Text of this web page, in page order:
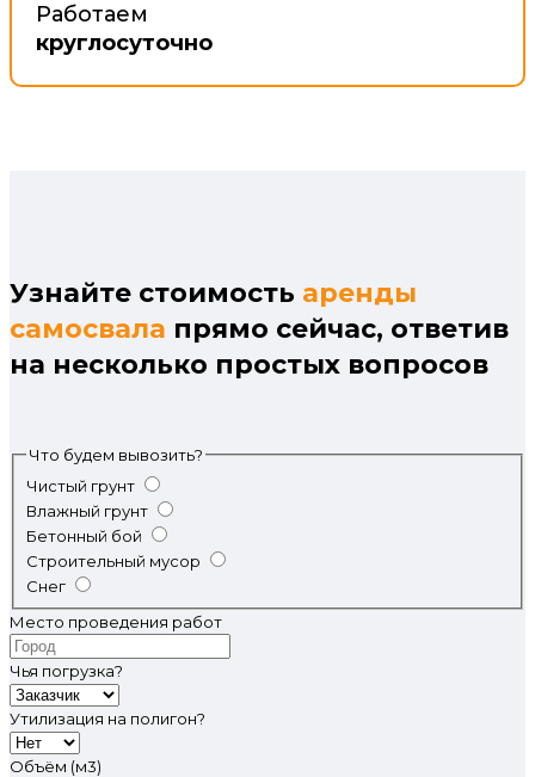
Работаем
круглосуточно
Узнайте стоимость аренды
самосвала прямо сейчас, ответив
на несколько простых вопросов
Что будем вывозить?
Чистый грунт
Влажный грунт
Бетонный бой
Строительный мусор
Снег
Место проведения работ
Чья погрузка?
Утилизация на полигон?
Объём (м3)